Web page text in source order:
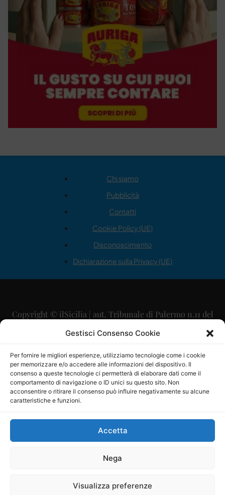
Gestisci Consenso Cookie
Per fornire le migliori esperienze, utilizziamo tecnologie come i cookie
per memorizzare e/o accedere alle informazioni del dispositivo. Il
consenso a queste tecnologie ci permetterà di elaborare dati come il
comportamento di navigazione o ID unici su questo sito. Non
acconsentire o ritirare il consenso può influire negativamente su alcune
caratteristiche e funzioni.
Accetta
Nega
Visualizza preferenze
Chi siamo
Pubblicità
Contatti
Cookie Policy (UE)
Disconoscimento
Dichiarazione sulla Privacy (UE)
Copyright © ilSicilia | aut. Tribunale di Palermo n.11 del
29/09/2015
Direttore Editoriale: Maurizio Scaglione
Direttore Responsabile: Maria Calabrese
P.IVA: 06334930820
Mercurio Comunicazione Società Cooperativa a r.l. è
iscritta al Registro degli Operatori di Comunicazione al
Sito gestito daLa Digitale srl–info@ladigitale.it